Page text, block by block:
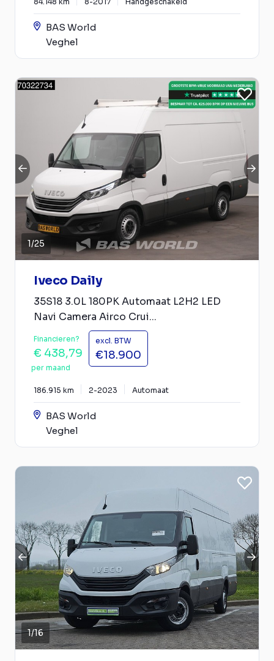
BAS World
Veghel
1/25
Iveco Daily
35S18 3.0L 180PK Automaat L2H2 LED
Navi Camera Airco Crui...
Financieren?
€ 438,79
per maand
excl. BTW
€18.900
186.915 km 2-2023 Automaat
BAS World
Veghel
1/16